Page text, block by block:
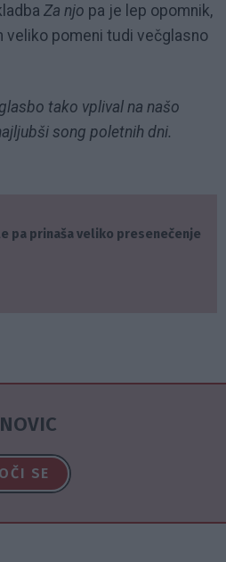
Za njo pa je lep opomnik,
pomeni tudi večglasno
tako vplival na našo
song poletnih dni.
pa prinaša veliko presenečenje
SE